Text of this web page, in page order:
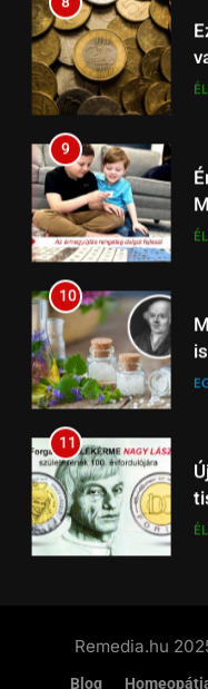
19
20
–
21
9
10
11
Remedia.hu
Blog